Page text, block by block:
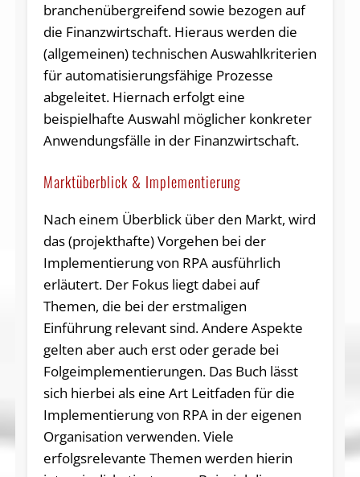
branchenübergreifend sowie bezogen auf
die Finanzwirtschaft. Hieraus werden die
(allgemeinen) technischen Auswahlkriterien
für automatisierungsfähige Prozesse
abgeleitet. Hiernach erfolgt eine
beispielhafte Auswahl möglicher konkreter
Anwendungsfälle in der Finanzwirtschaft.
Marktüberblick & Implementierung
Nach einem Überblick über den Markt, wird
das (projekthafte) Vorgehen bei der
Implementierung von RPA ausführlich
erläutert. Der Fokus liegt dabei auf
Themen, die bei der erstmaligen
Einführung relevant sind. Andere Aspekte
gelten aber auch erst oder gerade bei
Folgeimplementierungen. Das Buch lässt
sich hierbei als eine Art Leitfaden für die
Implementierung von RPA in der eigenen
Organisation verwenden. Viele
erfolgsrelevante Themen werden hierin